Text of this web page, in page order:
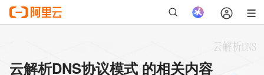
云解析DNS协议模式 的相关内容